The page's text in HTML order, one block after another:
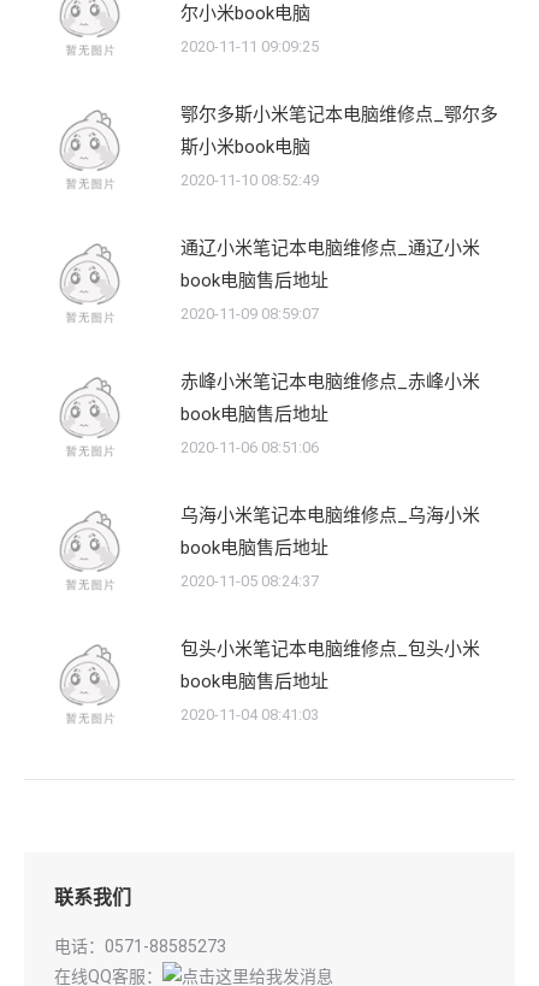
尔小米book电脑
2020-11-11 09:09:25
鄂尔多斯小米笔记本电脑维修点_鄂尔多
斯小米book电脑
2020-11-10 08:52:49
通辽小米笔记本电脑维修点_通辽小米
book电脑售后地址
2020-11-09 08:59:07
赤峰小米笔记本电脑维修点_赤峰小米
book电脑售后地址
2020-11-06 08:51:06
乌海小米笔记本电脑维修点_乌海小米
book电脑售后地址
2020-11-05 08:24:37
包头小米笔记本电脑维修点_包头小米
book电脑售后地址
2020-11-04 08:41:03
联系我们
电话：0571-88585273
在线QQ客服：